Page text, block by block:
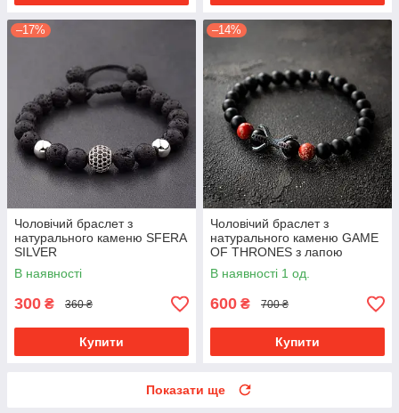
–17%
Чоловічий браслет з
натурального каменю SFERA
SILVER
В наявності
300 ₴ 360 ₴
Купити
–14%
Чоловічий браслет з
натурального каменю GAME
OF THRONES з лапою
дракона
В наявності 1 од.
600 ₴ 700 ₴
Купити
Показати ще